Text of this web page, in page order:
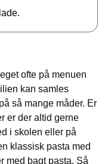
ofte på menuen
kan samles
så mange måder. Er
er der altid gerne
i skolen eller på
klassisk pasta med
med bagt pasta. Så